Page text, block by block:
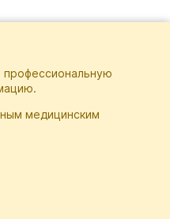
профессиональную
медицинским